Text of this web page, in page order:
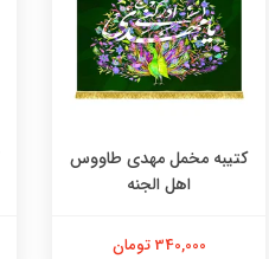
کتیبه مخمل مهدی طاووس
اهل الجنه
340,000 تومان